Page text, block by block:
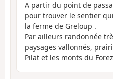
A partir du point de
pour trouver le sentier
la ferme de Greloup .
Par ailleurs randonnée
paysages vallonnés,
Pilat et les monts du